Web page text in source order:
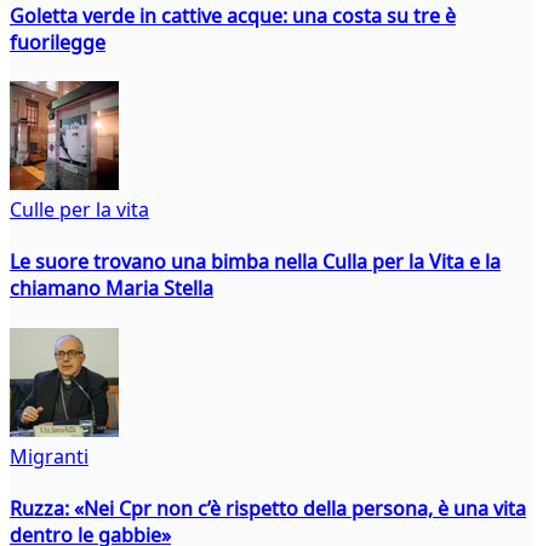
Goletta verde in cattive acque: una costa su tre è
fuorilegge
Culle per la vita
Le suore trovano una bimba nella Culla per la Vita e la
chiamano Maria Stella
Migranti
Ruzza: «Nei Cpr non c’è rispetto della persona, è una vita
dentro le gabbie»